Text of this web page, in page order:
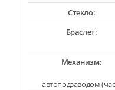
Стекло:
Браслет:
Механизм:
автоподзаводом